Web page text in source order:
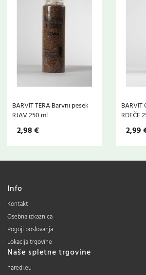
BARVIT TERA Barvni pesek
RJAV 250 ml
2,98 €
RDEČE
2,99
Info
Kontakt
Osebna izkaznica
Pogoji poslovanja
Lokacija trgovine
Naše spletne trgovine
naredi.eu